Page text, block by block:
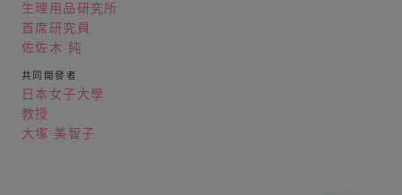
生理用品研究所
首席研究員
佐佐木 純
共同開發者
日本女子大學
教授
大塚 美智子